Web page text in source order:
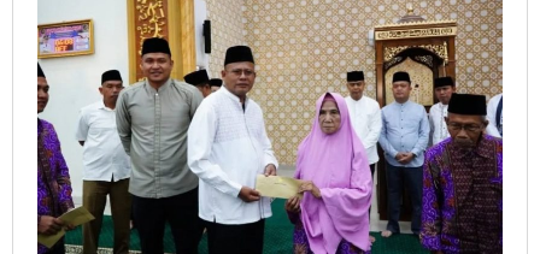
2025